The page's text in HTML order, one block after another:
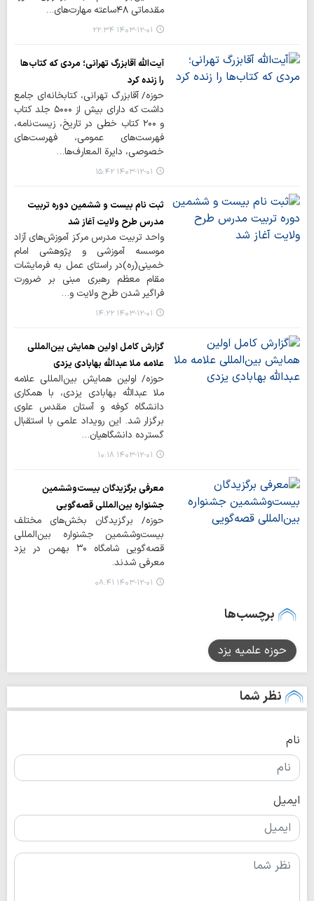
مقدماتی ۴۸ساعته مهارت‌های…
۱۴۰۳-۱۲-۰۱ ۲۲:۳۴
آیت‌الله آقابزرگ تهرانی؛ مردی که کتاب‌ها
را زنده کرد
حوزه/ آقابزرگ تهرانی، کتابخانه‌ای جامع
داشت که دارای بیش از ۵۰۰۰ جلد کتاب
و ۲۰۰ کتاب خطی در تاریخ، زیست‌نامه،
فهرست‌های عمومی، فهرست‌های
خصوصی، دایرة المعارف‌ها…
۱۴۰۳-۱۲-۰۱ ۱۵:۴۲
ثبت نام بیست و ششمین دوره تربیت
مدرس طرح ولایت آغاز شد
واحد تربیت مدرس مرکز آموزش‌های آزاد
موسسه آموزشی و پژوهشی امام
خمینی(ره)در راستای عمل به فرمایشات
مقام معظم رهبری مبنی بر ضرورت
فراگیر شدن طرح ولایت و…
۱۴۰۳-۱۲-۰۱ ۱۴:۲۲
گزارش کامل اولین همایش بین‌المللی
علامه ملا عبدالله بهابادی یزدی
حوزه/ اولین همایش بین‌المللی علامه
ملا عبدالله بهابادی یزدی، با همکاری
دانشگاه کوفه و آستان مقدس علوی
برگزار شد. این رویداد علمی با استقبال
گسترده دانشگاهیان…
۱۴۰۳-۱۲-۰۱ ۱۰:۱۸
معرفی برگزیدگان بیست‌وششمین
جشنواره بین‌المللی قصه‌گویی
حوزه/ برگزیدگان بخش‌های مختلف
بیست‌وششمین جشنواره بین‌المللی
قصه‌گویی شامگاه ۳۰ بهمن در یزد
معرفی شدند.
۱۴۰۳-۱۲-۰۱ ۰۸:۴۱
برچسب‌ها
حوزه علمیه یزد
نظر شما
نام
ایمیل